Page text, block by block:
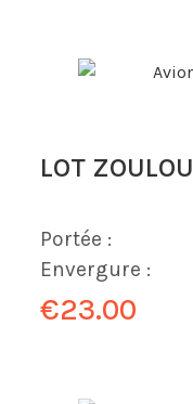
LOT ZOULOU
Portée :
Envergure :
€23.00